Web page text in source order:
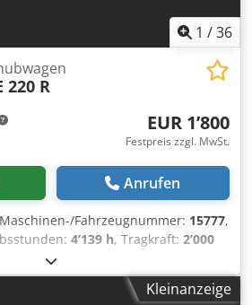
1 /36
220 R
EUR 1’800
Festpreis zzgl. MwSt.
Anrufen
Fahrzeugnummer: 15777,
4’139 h, Tragkraft: 2’000
, Lastschwerpunkt:
, Masttyp:Sonstige, Bauhöhe:
, 4949986
Kleinanzeige